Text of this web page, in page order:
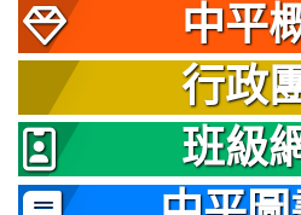
中平
行政
班級